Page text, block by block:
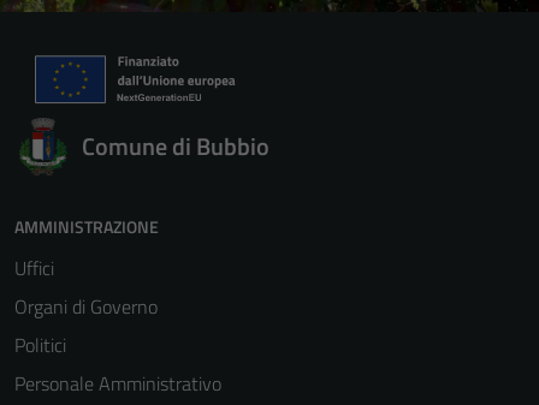
Comune di Bubbio
AMMINISTRAZIONE
Uffici
Organi di Governo
Politici
Personale Amministrativo